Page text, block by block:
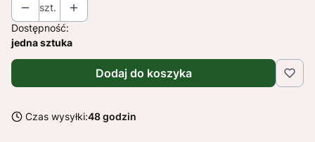
szt.
Dostępność:
jedna sztuka
Dodaj do koszyka
Czas wysyłki:48 godzin